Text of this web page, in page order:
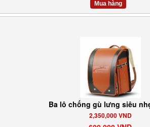
Mua hàng
Ba lô chống gù lưng siêu
2,350,000 VND